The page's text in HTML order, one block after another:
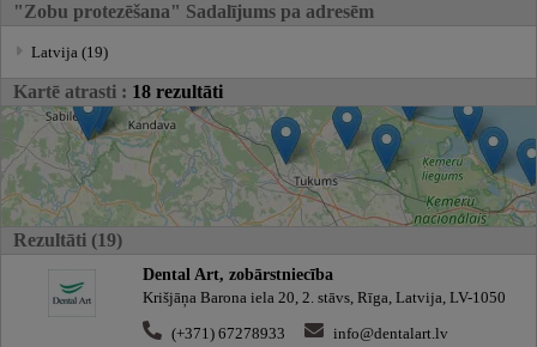
"Zobu protezēšana" Sadalījums pa adresēm
Latvija (19)
Kartē atrasti : 18 rezultāti
Rezultāti (19)
Dental Art, zobārstniecība
Krišjāņa Barona iela 20, 2. stāvs, Rīga, Latvija, LV-1050
(+371) 67278933
info@dentalart.lv